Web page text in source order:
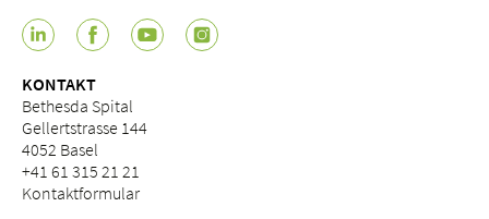
KONTAKT
Bethesda Spital
Gellertstrasse 144
4052 Basel
+41 61 315 21 21
Kontaktformular